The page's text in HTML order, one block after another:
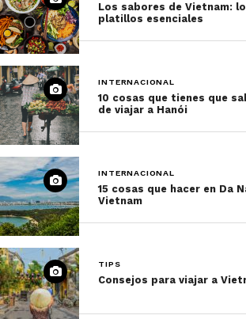
Los sabores de Vietnam:
platillos esenciales
INTERNACIONAL
10 cosas que tienes que
de viajar a Hanói
INTERNACIONAL
15 cosas que hacer en Da
Vietnam
TIPS
Consejos para viajar a